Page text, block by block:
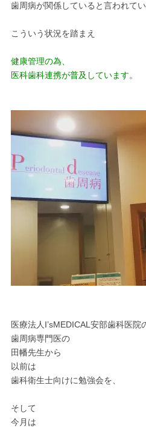
歯周病が関係していると言われてい
こういう状況を踏まえ
健康管理の為、
医科歯科連携が普及しています。
医療法人I’sMEDICAL安部歯科医院
歯周病専門医の
田幡先生から
以前は
歯科衛生士向けに勉強会を、
そして
今月は